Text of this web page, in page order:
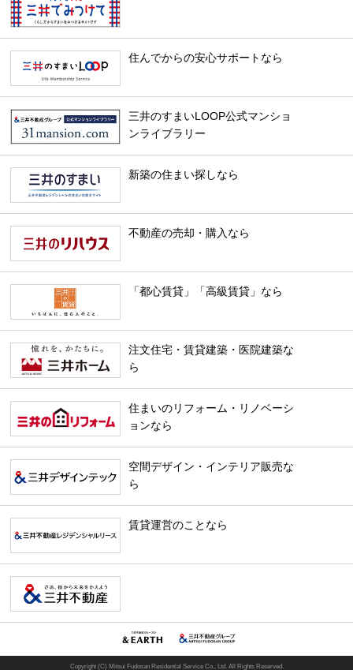
住んでからの安心サポートなら
三井のすまいLOOP公式マンショ
ンライブラリー
新築の住まい探しなら
不動産の売却・購入なら
「都心賃貸」「高級賃貸」なら
注文住宅・賃貸建築・医院建築な
ら
住まいのリフォーム・リノベーシ
ョンなら
空間デザイン・インテリア販売な
ら
賃貸運営のことなら
Copyright (C) Mitsui Fudosan Residential Service Co., Ltd. All Rights Reserved.